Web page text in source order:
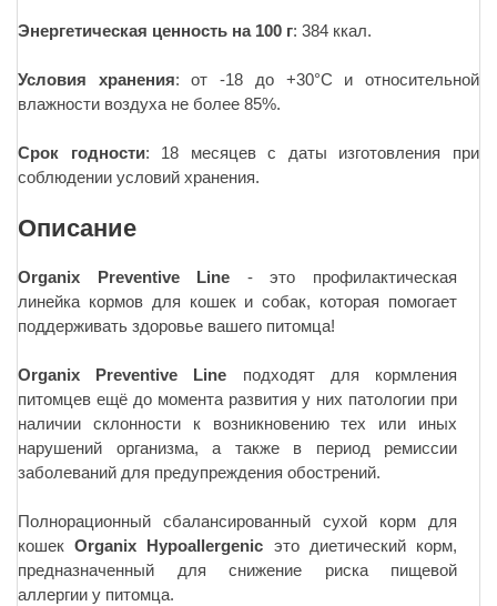
Энергетическая ценность на 100 г: 384 ккал.
Условия хранения: от -18 до +30°С и относительной
влажности воздуха не более 85%.
Срок годности: 18 месяцев с даты изготовления при
соблюдении условий хранения.
Описание
Organix Preventive Line - это профилактическая
линейка кормов для кошек и собак, которая помогает
поддерживать здоровье вашего питомца!
Organix Preventive Line подходят для кормления
питомцев ещё до момента развития у них патологии при
наличии склонности к возникновению тех или иных
нарушений организма, а также в период ремиссии
заболеваний для предупреждения обострений.
Полнорационный сбалансированный сухой корм для
кошекOrganix Hypoallergenic это диетический корм,
предназначенный для снижение риска пищевой
аллергии у питомца.